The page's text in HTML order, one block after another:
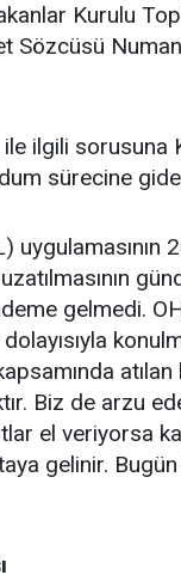
Kurulu
Sözcüsü
ilgili sorusuna
sürecine
gelmedi.
Biz de arzu
el veriyorsa
gelinir.